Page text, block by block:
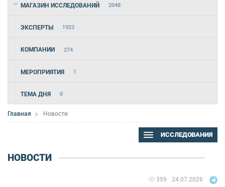
МАГАЗИН ИССЛЕДОВАНИЙ 2048
ЭКСПЕРТЫ 1923
КОМПАНИИ 274
МЕРОПРИЯТИЯ 1
ТЕМА ДНЯ 0
Главная Новости
ИССЛЕДОВАНИЯ
НОВОСТИ
24.07.2026
359